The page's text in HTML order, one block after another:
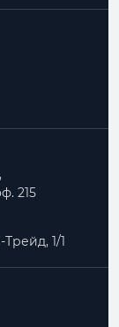
215
1/1